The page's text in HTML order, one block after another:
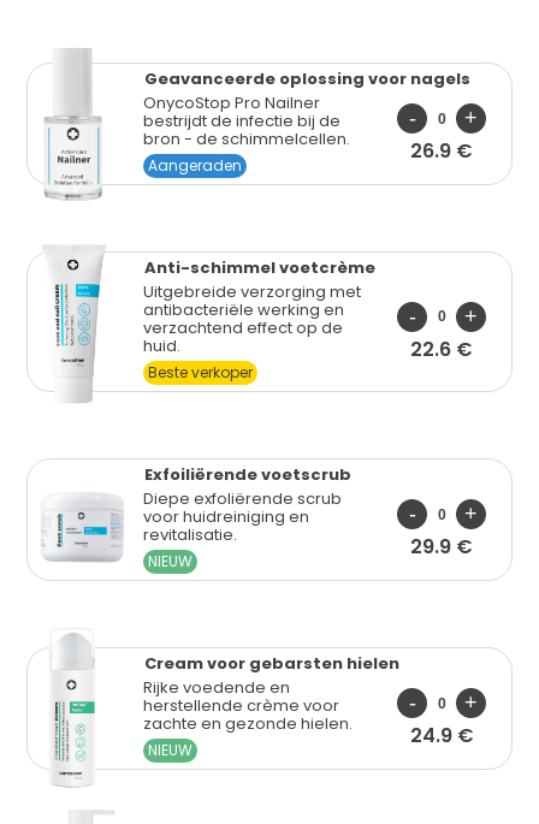
Geavanceerde oplossing voor nagels
OnycoStop Pro Nailner
bestrijdt de infectie bij de
bron - de schimmelcellen.
Aangeraden
26.9 €
Anti-schimmelvoetcrème
Uitgebreide verzorging met
antibacteriële werking en
verzachtend effect op de
huid.
Beste verkoper
22.6 €
Exfoiliërendevoetscrub
Diepe exfoliërende scrub
voor huidreiniging en
revitalisatie.
NIEUW
29.9 €
Cream voor gebarsten hielen
Rijke voedende en
herstellende crème voor
zachte en gezonde hielen.
NIEUW
24.9 €